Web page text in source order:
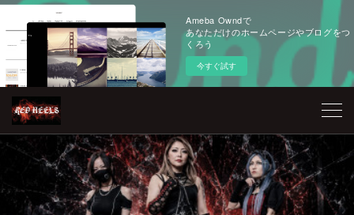
Ameba Owndで
あなただけのホームページやブログをつ
くろう
今すぐ試す